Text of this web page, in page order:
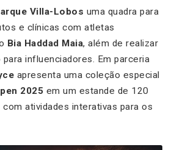
Villa-Lobos uma quadra para
e clínicas com atletas
Bia Haddad Maia, além de realizar
influenciadores. Em parceria
apresenta uma coleção especial
2025 em um estande de 120
atividades interativas para os